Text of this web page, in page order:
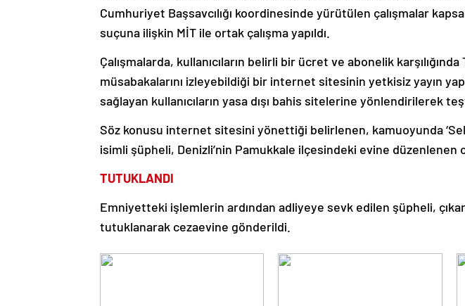
Cumhuriyet Başsavcılığı koordinesinde yürütülen çalışmalar
suçuna ilişkin MİT ile ortak çalışma yapıldı.
Çalışmalarda, kullanıcıların belirli bir ücret ve abonelik
müsabakalarını izleyebildiği bir internet sitesinin yetkisiz yayın
sağlayan kullanıcıların yasa dışı bahis sitelerine yönlendirilerek
Söz konusu internet sitesini yönettiği belirlenen, kamuoyunda
isimli şüpheli, Denizli’nin Pamukkale ilçesindeki evine düzenlenen
TUTUKLANDI
Emniyetteki işlemlerin ardından adliyeye sevk edilen şüpheli,
tutuklanarak cezaevine gönderildi.